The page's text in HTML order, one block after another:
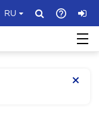
RU